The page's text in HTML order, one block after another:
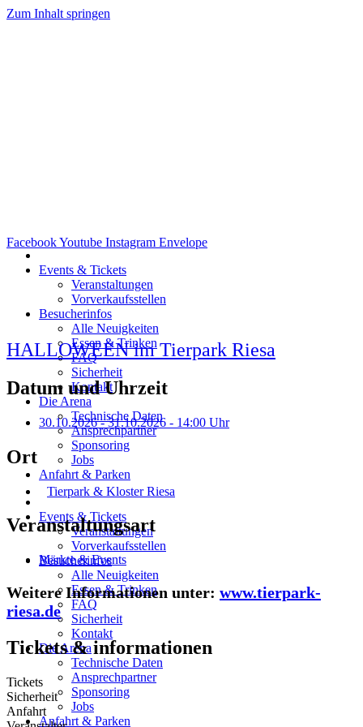
Zum Inhalt springen
Events & Tickets
Veranstaltungen
Vorverkaufsstellen
Besucherinfos
Alle Neuigkeiten
Essen & Trinken
FAQ
Sicherheit
Kontakt
Die Arena
Technische Daten
Ansprechpartner
Sponsoring
Jobs
Anfahrt & Parken
Events & Tickets
Veranstaltungen
Vorverkaufsstellen
Besucherinfos
Alle Neuigkeiten
Essen & Trinken
FAQ
Sicherheit
Kontakt
Die Arena
Technische Daten
Ansprechpartner
Sponsoring
Jobs
Anfahrt & Parken
FacebookYoutube Instagram Envelope
HALLOWEEN im Tierpark Riesa
Datum und Uhrzeit
30.10.2026-31.10.2026 - 14:00 Uhr
Ort
Tierpark & Kloster Riesa
Veranstaltungsart
Märkte & Events
Weitere Informationen unter: www.tierpark-
riesa.de
Tickets & informationen
Tickets
Sicherheit
Anfahrt